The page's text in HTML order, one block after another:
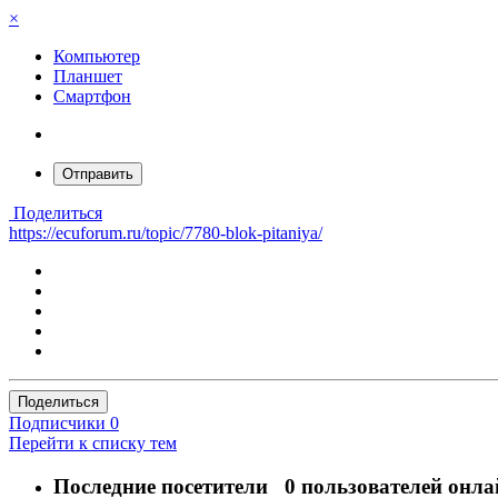
×
Компьютер
Планшет
Смартфон
Отправить
Поделиться
https://ecuforum.ru/topic/7780-blok-pitaniya/
Поделиться
Подписчики 0
Перейти к списку тем
Последние посетители 0 пользователей